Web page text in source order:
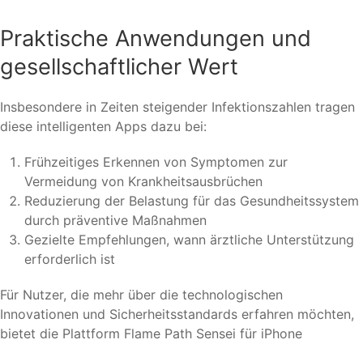
Praktische Anwendungen und
gesellschaftlicher Wert
Insbesondere in Zeiten steigender Infektionszahlen tragen
diese intelligenten Apps dazu bei:
Frühzeitiges Erkennen von Symptomen zur
Vermeidung von Krankheitsausbrüchen
Reduzierung der Belastung für das Gesundheitssystem
durch präventive Maßnahmen
Gezielte Empfehlungen, wann ärztliche Unterstützung
erforderlich ist
Für Nutzer, die mehr über die technologischen
Innovationen und Sicherheitsstandards erfahren möchten,
bietet die Plattform Flame Path Sensei für iPhone